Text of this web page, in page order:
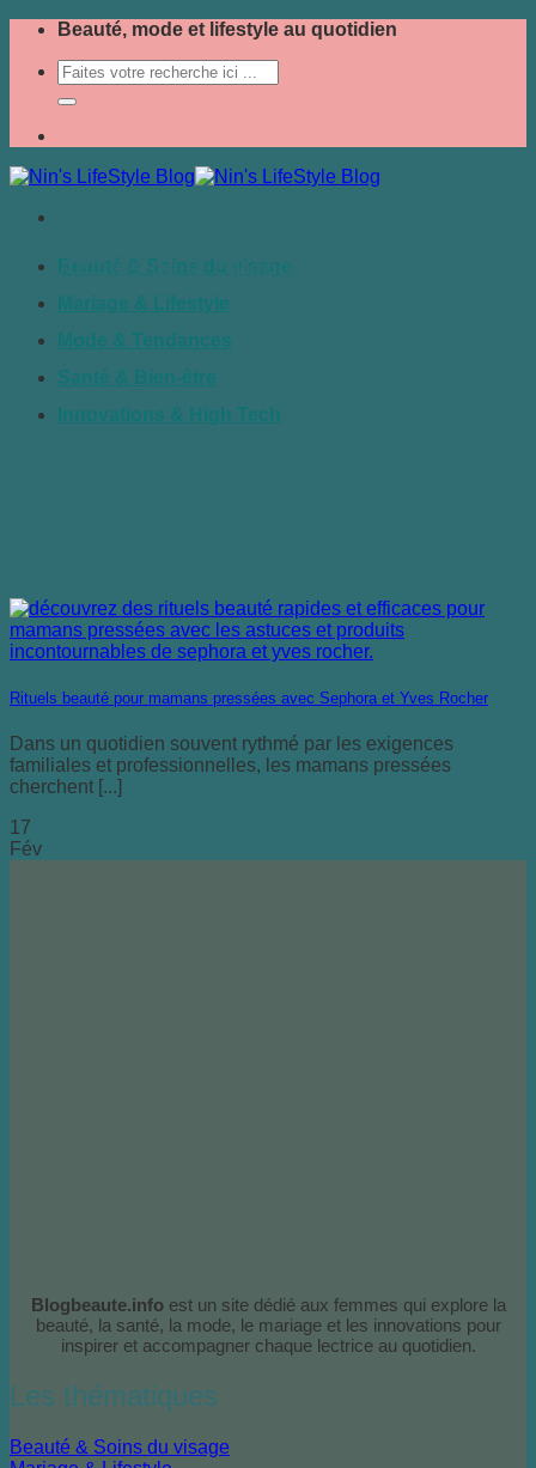
Passer
contenu
Beauté, mode et lifestyle au quotidien
Beauté & Soins du visage
Mariage & Lifestyle
Mode & Tendances
Santé & Bien-être
Innovations & High Tech
Rituels beauté pour mamans pressées avec Sephora et Yves Rocher
Dans un quotidien souvent rythmé par les exigences
familiales et professionnelles, les mamans pressées
cherchent [...]
17
Fév
Blogbeaute.infoest un site dédié aux femmes qui explore la
beauté, la santé, la mode, le mariage et les innovations pour
inspirer et accompagner chaque lectrice au quotidien.
Les thématiques
Beauté & Soins du visage